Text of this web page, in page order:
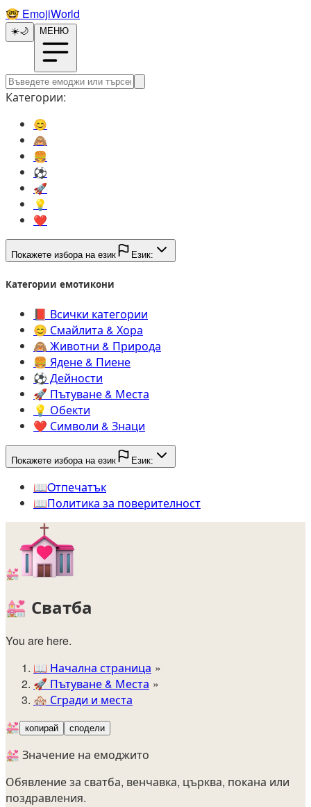
🤓️ EmojiWorld
☀️🌙 МЕНЮ
Категории:
😊️
🙈️
🍔️
⚽️
🚀️
💡️
❤️
Покажете избора на език Език:
Категории емотикони
📕️ Всички категории
😊️ Смайлита & Хора
🙈️ Животни & Природа
🍔️ Ядене & Пиене
⚽️ Дейности
🚀️ Пътуване & Места
💡️ Обекти
❤️ Символи & Знаци
Покажете избора на език Език:
📖️Oтпечатък
📖️Политика за поверителност
💒
💒 Сватба
You are here.
📖 Начална страница
🚀️ Пътуване & Места
🏘️ Сгради и места
💒 копирай сподели
💒 Значение на емоджито
Обявление за сватба, венчавка, църква, покана или
поздравления.